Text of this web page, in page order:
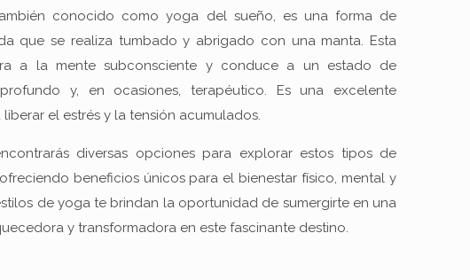
conocido como yoga del sueño, es una forma de
que se realiza tumbado y abrigado con una manta. Esta
a la mente subconsciente y conduce a un estado de
y, en ocasiones, terapéutico. Es una excelente
el estrés y la tensión acumulados.
diversas opciones para explorar estos tipos de
beneficios únicos para el bienestar físico, mental y
de yoga te brindan la oportunidad de sumergirte en una
y transformadora en este fascinante destino.